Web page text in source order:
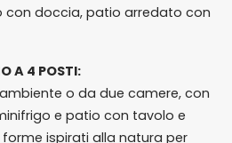
doccia, patio arredato con
A 4 POSTI:
o da due camere, con
e patio con tavolo e
ispirati alla natura per